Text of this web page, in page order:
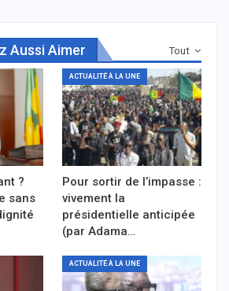
Tout
Aussi Aimer
?
sans
ACTUALITÉ À LA UNE
Pour sortir de l’impasse :
vivement la
présidentielle anticipée
(par Adama…
ACTUALITÉ À LA UNE